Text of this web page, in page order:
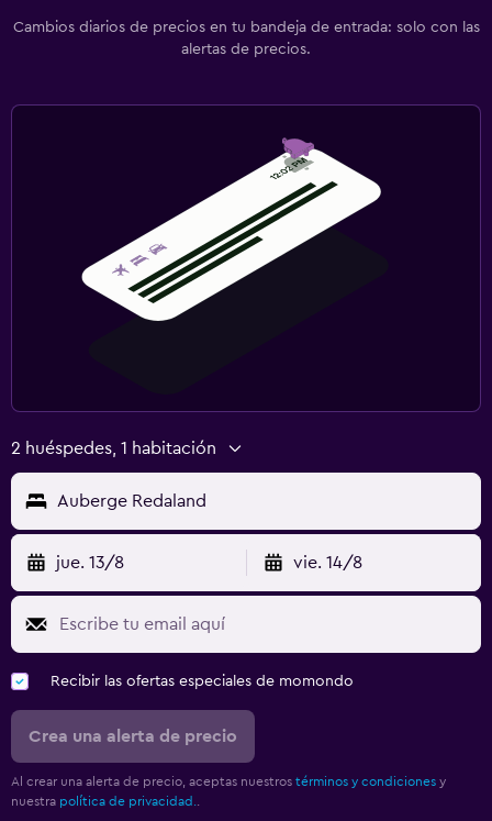
Cambios diarios de precios en tu bandeja de entrada: solo con las
alertas de precios.
2 huéspedes, 1 habitación
Auberge Redaland
jue. 13/8 vie. 14/8
Recibir las ofertas especiales de momondo
Crea una alerta de precio
Al crear una alerta de precio, aceptas nuestros términos y condiciones y
nuestra política de privacidad.